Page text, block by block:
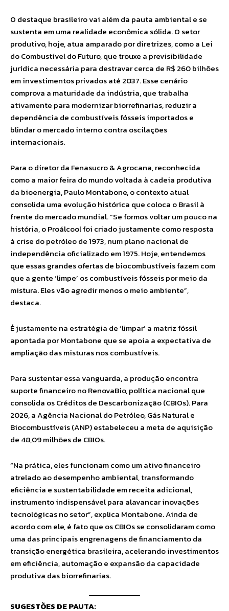
O destaque brasileiro vai além da pauta ambiental e se
sustenta em uma realidade econômica sólida. O setor
produtivo, hoje, atua amparado por diretrizes, como a Lei
do Combustível do Futuro, que trouxe a previsibilidade
jurídica necessária para destravar cerca de R$ 260 bilhões
em investimentos privados até 2037. Esse cenário
comprova a maturidade da indústria, que trabalha
ativamente para modernizar biorrefinarias, reduzir a
dependência de combustíveis fósseis importados e
blindar o mercado interno contra oscilações
internacionais.
Para o diretor da Fenasucro & Agrocana, reconhecida
como a maior feira do mundo voltada à cadeia produtiva
da bioenergia, Paulo Montabone, o contexto atual
consolida uma evolução histórica que coloca o Brasil à
frente do mercado mundial. “Se formos voltar um pouco na
história, o Proálcool foi criado justamente como resposta
à crise do petróleo de 1973, num plano nacional de
independência oficializado em 1975. Hoje, entendemos
que essas grandes ofertas de biocombustíveis fazem com
que a gente ‘limpe’ os combustíveis fósseis por meio da
mistura. Eles vão agredir menos o meio ambiente”,
destaca.
É justamente na estratégia de ‘limpar’ a matriz fóssil
apontada por Montabone que se apoia a expectativa de
ampliação das misturas nos combustíveis.
Para sustentar essa vanguarda, a produção encontra
suporte financeiro no RenovaBio, política nacional que
consolida os Créditos de Descarbonização (CBIOs). Para
2026, a Agência Nacional do Petróleo, Gás Natural e
Biocombustíveis (ANP) estabeleceu a meta de aquisição
de 48,09 milhões de CBIOs.
“Na prática, eles funcionam como um ativo financeiro
atrelado ao desempenho ambiental, transformando
eficiência e sustentabilidade em receita adicional,
instrumento indispensável para alavancar inovações
tecnológicas no setor”, explica Montabone. Ainda de
acordo com ele, é fato que os CBIOs se consolidaram como
uma das principais engrenagens de financiamento da
transição energética brasileira, acelerando investimentos
em eficiência, automação e expansão da capacidade
produtiva das biorrefinarias.
SUGESTÕES DE PAUTA: